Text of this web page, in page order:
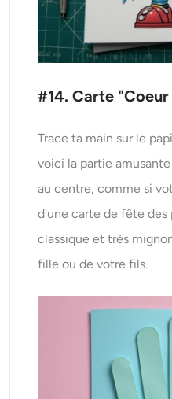
#14. Carte "Coeur
Trace ta main sur le
voici la partie
au centre, comme si
d'une carte de fête des
classique et très
fille ou de votre fils.